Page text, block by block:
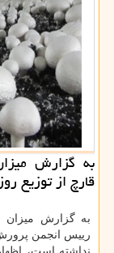
به گزارش
قارچ از توزیع روزانه 40 تن قارچ در تهران
به گزارش میزان
رییس انجمن پرورش